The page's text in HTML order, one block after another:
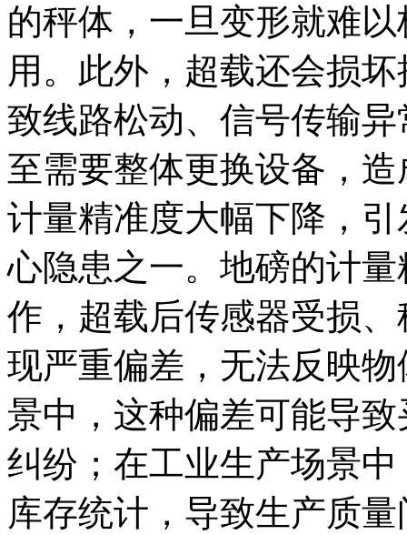
的秤体，一旦变形就难
用。此外，超载还会损
致线路松动、信号传输
至需要整体更换设备，
计量精准度大幅下降，
心隐患之一。地磅的计
作，超载后传感器受损
现严重偏差，无法反映
景中，这种偏差可能导
纠纷；在工业生产场景
库存统计，导致生产质